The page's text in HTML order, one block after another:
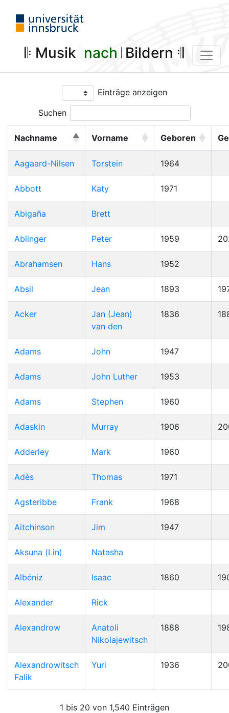
𝄆 Musik 𝄀 nach 𝄀 Bildern 𝄇
Einträge anzeigen
Suchen
Nachname Vorname Geboren
Aagaard-Nilsen Torstein 1964
Abbott Katy 1971
Abigaña Brett
Ablinger Peter 1959
Abrahamsen Hans 1952
Absil Jean 1893
Acker
Jan (Jean)
van den
1836
Adams John 1947
Adams John Luther 1953
Adams Stephen 1960
Adaskin Murray 1906
Adderley Mark 1960
Adès Thomas 1971
Agsteribbe Frank 1968
Aitchinson Jim 1947
Aksuna (Lin) Natasha
Albéniz Isaac 1860
Alexander Rick
Alexandrow
Anatoli
Nikolajewitsch
1888
Alexandrowitsch
Falik
Yuri 1936
1 bis 20 von 1,540 Einträgen